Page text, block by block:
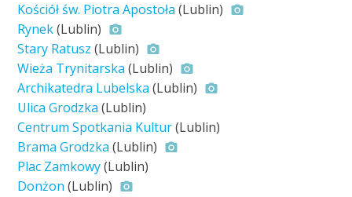
Kościół św. Piotra Apostoła (Lublin)
Rynek(Lublin)
Stary Ratusz (Lublin)
Wieża Trynitarska (Lublin)
Archikatedra Lubelska (Lublin)
Ulica Grodzka (Lublin)
Centrum Spotkania Kultur(Lublin)
Brama Grodzka (Lublin)
Plac Zamkowy(Lublin)
Donżon (Lublin)